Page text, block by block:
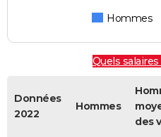
Hommes
Quels
Données
2022
Hommes
des